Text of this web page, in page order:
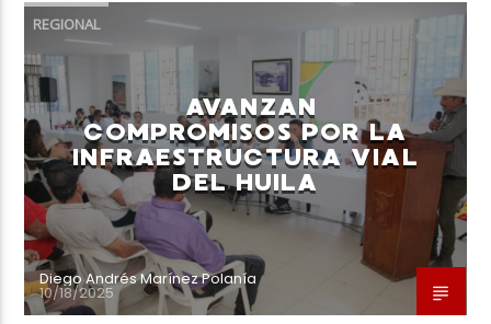
REGIONAL
AVANZAN
COMPROMISOS POR LA
INFRAESTRUCTURA VIAL
DEL HUILA
Diego Andrés Marínez Polanía
10/18/2025